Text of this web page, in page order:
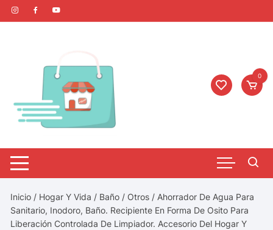
0
Inicio / Hogar Y Vida / Baño / Otros / Ahorrador De Agua Para
Sanitario, Inodoro, Baño. Recipiente En Forma De Osito Para
Liberación Controlada De Limpiador. Accesorio Del Hogar Y